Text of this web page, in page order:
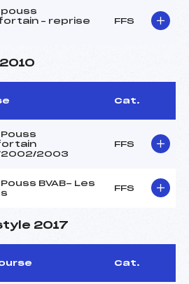
– reprise
FFS
Cat.
2002/2003
FFS
BVAB- Les
FFS
2017
Cat.